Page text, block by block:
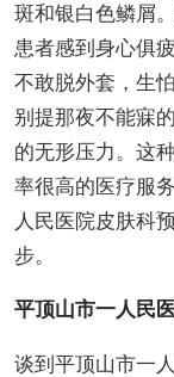
斑和银白色鳞屑
患者感到身心俱
不敢脱外套，生
别提那夜不能寐
的无形压力。这
率很高的医疗服
人民医院皮肤科
步。
平顶山市一人民
谈到平顶山市一